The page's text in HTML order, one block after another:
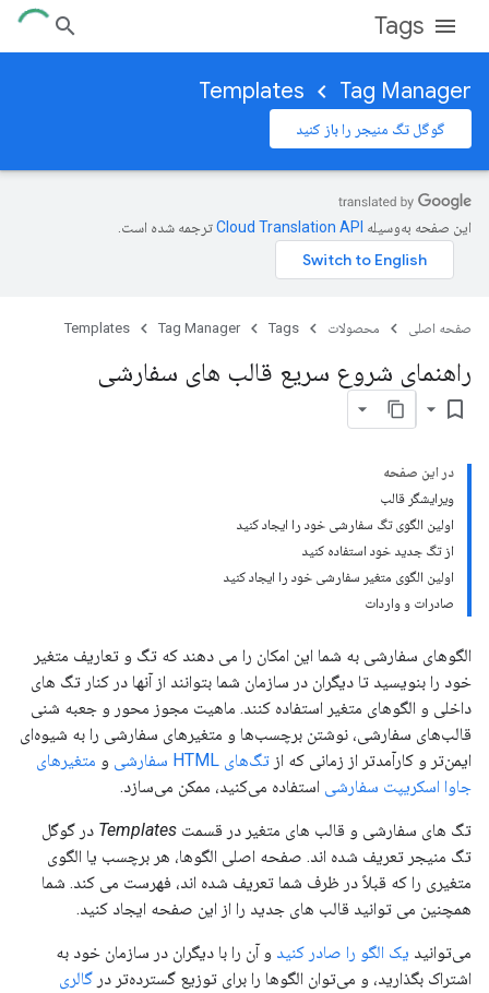
Tags
Tag Manager
Templates
گوگل تگ منیجر را باز کنید
این صفحه به‌وسیله ترجمه شده است.
صفحه اصلی محصولات Tags
Tag Manager
Templates
راهنمای شروع سریع قالب های سفارشی
bookmark_border
در این صفحه
ویرایشگر قالب
اولین الگوی تگ سفارشی خود را ایجاد کنید
از تگ جدید خود استفاده کنید
اولین الگوی متغیر سفارشی خود را ایجاد کنید
صادرات و واردات
الگوهای سفارشی به شما این امکان را می دهند که تگ و تعاریف متغیر
خود را بنویسید تا دیگران در سازمان شما بتوانند از آنها در کنار تگ های
داخلی و الگوهای متغیر استفاده کنند. ماهیت مجوز محور و جعبه شنی
قالب‌های سفارشی، نوشتن برچسب‌ها و متغیرهای سفارشی را به شیوه‌ای
ایمن‌تر و کارآمدتر از زمانی که از تگ‌های HTML سفارشی و متغیرهای
جاوا اسکریپت سفارشی استفاده می‌کنید، ممکن می‌سازد.
تگ های سفارشی و قالب های متغیر در قسمت Templates در گوگل
تگ منیجر تعریف شده اند. صفحه اصلی الگوها، هر برچسب یا الگوی
متغیری را که قبلاً در ظرف شما تعریف شده اند، فهرست می کند. شما
همچنین می توانید قالب های جدید را از این صفحه ایجاد کنید.
می‌توانید یک الگو را صادر کنید و آن را با دیگران در سازمان خود به
اشتراک بگذارید، و می‌توان الگوها را برای توزیع گسترده‌تر در گالری